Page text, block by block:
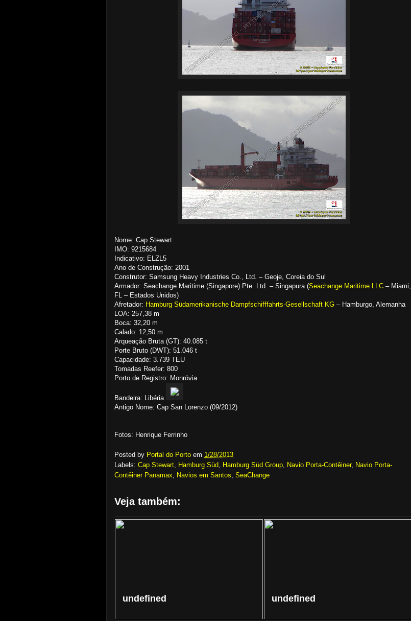
Nome: Cap Stewart
IMO: 9215684
Indicativo: ELZL5
Ano de Construção: 2001
Construtor: Samsung Heavy Industries Co., Ltd. – Geoje, Coreia do Sul
Armador: Seachange Maritime (Singapore) Pte. Ltd. – Singapura (Seachange Maritime LLC – Miami,
FL – Estados Unidos)
Afretador: Hamburg Südamerikanische Dampfschifffahrts-Gesellschaft KG – Hamburgo, Alemanha
LOA: 257,38 m
Boca: 32,20 m
Calado: 12,50 m
Arqueação Bruta (GT): 40.085 t
Porte Bruto (DWT): 51.046 t
Capacidade: 3.739 TEU
Tomadas Reefer: 800
Porto de Registro: Monróvia
Bandeira: Libéria
Antigo Nome: Cap San Lorenzo (09/2012)
Fotos: Henrique Ferrinho
Posted by Portal do Porto em 1/28/2013
Labels: Cap Stewart Hamburg Süd Hamburg Süd Group Navio Porta-Contêiner, Navio Porta-
Contêiner Panamax
Navios em Santos SeaChange
Veja também:
undefined undefined